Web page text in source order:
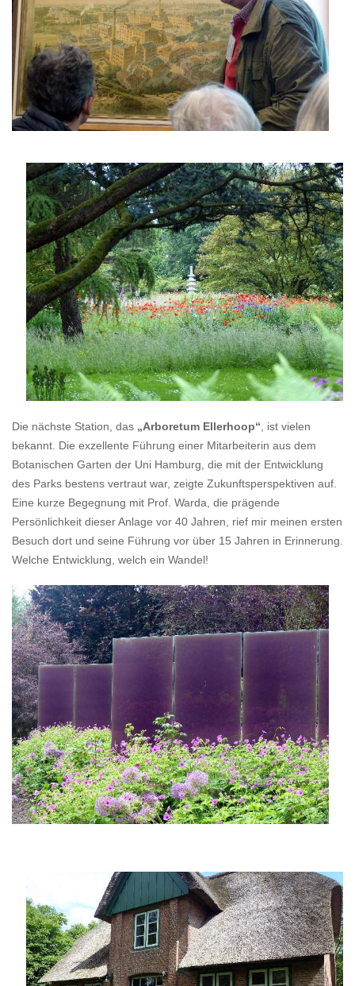
Die nächste Station, das „Arboretum Ellerhoop“, ist vielen
bekannt. Die exzellente Führung einer Mitarbeiterin aus dem
Botanischen Garten der Uni Hamburg, die mit der Entwicklung
des Parks bestens vertraut war, zeigte Zukunftsperspektiven auf.
Eine kurze Begegnung mit Prof. Warda, die prägende
Persönlichkeit dieser Anlage vor 40 Jahren, rief mir meinen ersten
Besuch dort und seine Führung vor über 15 Jahren in Erinnerung.
Welche Entwicklung, welch ein Wandel!